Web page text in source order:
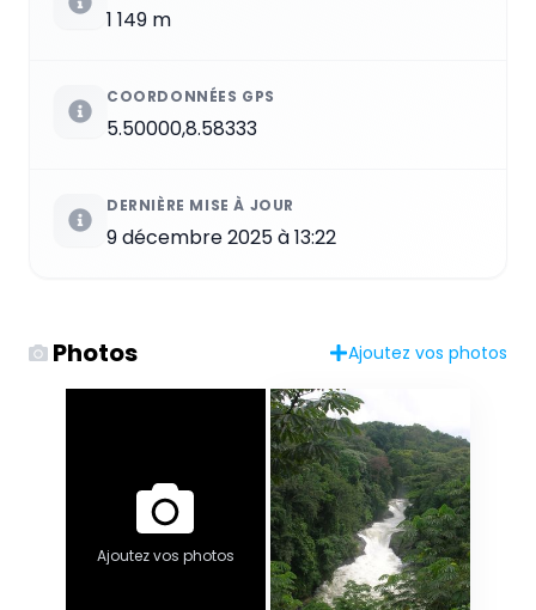
1 149 m
COORDONNÉES GPS
5.50000,8.58333
DERNIÈRE MISE À JOUR
9 décembre 2025 à 13:22
Photos Ajoutez vos photos
Ajoutez vos photos